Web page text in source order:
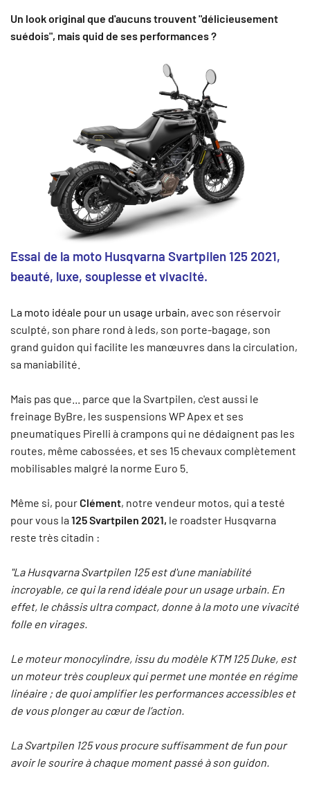
Un look original que d'aucuns trouvent "délicieusement
suédois", mais quid de ses performances ?
Essai de la moto Husqvarna Svartpilen 125 2021,
beauté, luxe, souplesse et vivacité.
La moto idéale pour un usage urbain, avec son réservoir
sculpté, son phare rond à leds, son porte-bagage, son
grand guidon qui facilite les manœuvres dans la circulation,
sa maniabilité.
Mais pas que... parce que la Svartpilen, c'est aussi le
freinage ByBre, les suspensions WP Apex et ses
pneumatiques Pirelli à crampons qui ne dédaignent pas les
routes, même cabossées, et ses 15 chevaux complètement
mobilisables malgré la norme Euro 5.
Même si, pourClément, notre vendeur motos, qui a testé
pour vous la 125 Svartpilen 2021, le roadster Husqvarna
reste très citadin :
"La Husqvarna Svartpilen 125 est d'une maniabilité
incroyable, ce qui la rend idéale pour un usage urbain. En
effet, le châssis ultra compact, donne à la moto une vivacité
folle en virages.
Le moteur monocylindre, issu du modèle KTM 125 Duke, est
un moteur très coupleux qui permet une montée en régime
linéaire ; de quoi amplifier les performances accessibles et
de vous plonger au cœur de l’action.
La Svartpilen 125 vous procure suffisamment de fun pour
avoir le sourire à chaque moment passé à son guidon.